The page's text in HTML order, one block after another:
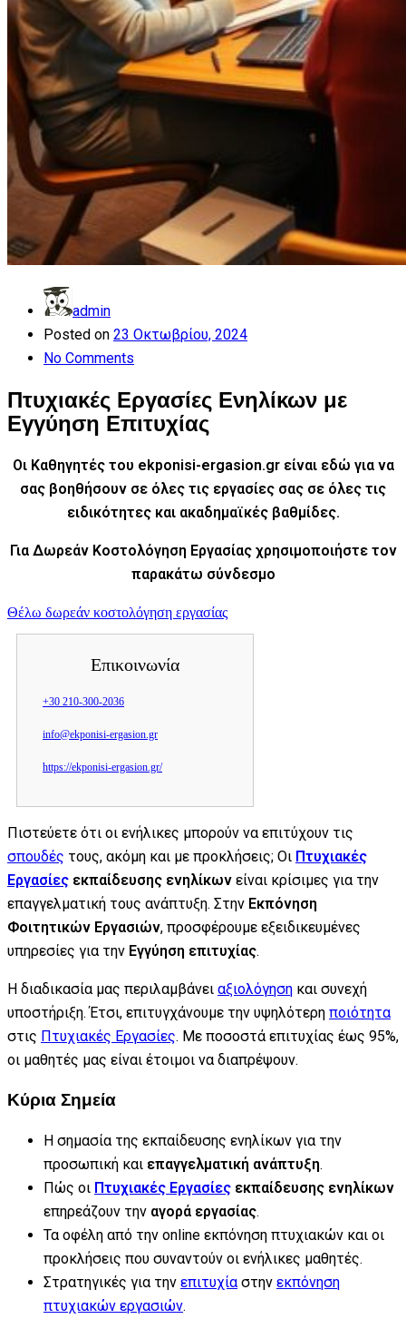
admin
Posted on 23 Οκτωβρίου, 2024
No Comments
Πτυχιακές Εργασίες Ενηλίκων με
Εγγύηση Επιτυχίας
Οι Καθηγητές του ekponisi-ergasion.gr είναι εδώ για να
σας βοηθήσουν σε όλες τις εργασίες σας σε όλες τις
ειδικότητες και ακαδημαϊκές βαθμίδες.
Για Δωρεάν Κοστολόγηση Εργασίας χρησιμοποιήστε τον
παρακάτω σύνδεσμο
Θέλω δωρεάν κοστολόγηση εργασίας
Επικοινωνία
+30 210-300-2036
info@ekponisi-ergasion.gr
https://ekponisi-ergasion.gr/
Πιστεύετε ότι οι ενήλικες μπορούν να επιτύχουν τις
σπουδές τους, ακόμη και με προκλήσεις; Οι Πτυχιακές
Εργασίες εκπαίδευσης ενηλίκων είναι κρίσιμες για την
επαγγελματική τους ανάπτυξη. Στην Εκπόνηση
Φοιτητικών Εργασιών, προσφέρουμε εξειδικευμένες
υπηρεσίες για την Εγγύηση επιτυχίας.
Η διαδικασία μας περιλαμβάνει αξιολόγηση και συνεχή
υποστήριξη. Έτσι, επιτυγχάνουμε την υψηλότερη ποιότητα
στις Πτυχιακές Εργασίες. Με ποσοστά επιτυχίας έως 95%,
οι μαθητές μας είναι έτοιμοι να διαπρέψουν.
Κύρια Σημεία
Η σημασία της εκπαίδευσης ενηλίκων για την
προσωπική και επαγγελματική ανάπτυξη.
Πώς οι Πτυχιακές Εργασίες εκπαίδευσης ενηλίκων
επηρεάζουν την αγορά εργασίας.
Τα οφέλη από την online εκπόνηση πτυχιακών και οι
προκλήσεις που συναντούν οι ενήλικες μαθητές.
Στρατηγικές για την επιτυχίαστην εκπόνηση
πτυχιακών εργασιών.